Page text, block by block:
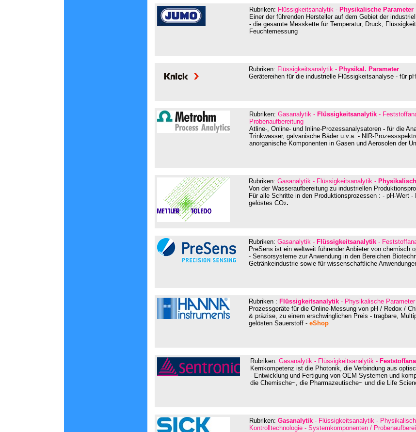
Rubriken: Flüssigkeitsanalytik - Physikalische Parameter
Einer der führenden Hersteller auf dem Gebiet der
- die gesamte Messkette für Temperatur, Druck,
Feuchtemessung
Rubriken: Flüssigkeitsanalytik - Physikal. Parameter
Gerätereihen für die industrielle Flüssigkeitsanalyse - für
Rubriken: Gasanalytik - Flüssigkeitsanalytik -
Probenaufbereitung
Atline-, Online- und Inline-Prozessanalysatoren - für die
Trinkwasser, galvanische Bäder u.v.a. - NIR-
anorganische Komponenten in Gasen und Aerosolen der
Rubriken: Gasanalytik - Flüssigkeitsanalytik -
Von der Wasseraufbereitung zu industriellen
Für alle Schritte in den Produktionsprozessen : - pH-Wert
gelöstes CO2.
Rubriken: Gasanalytik - Flüssigkeitsanalytik -
PreSens ist ein weltweit führender Anbieter von chemisch
- Sensorsysteme zur Anwendung in den Bereichen
Getränkeindustrie sowie für wissenschaftliche
Rubriken : Flüssigkeitsanalytik - Physikalische Parameter
Prozessgeräte für die Online-Messung von pH / Redox /
& präzise, zu einem erschwinglichen Preis - tragbare,
gelösten Sauerstoff - eShop
Rubriken: Gasanalytik - Flüssigkeitsanalytik -
Kernkompetenz ist die Photonik, die Verbindung aus
- Entwicklung und Fertigung von OEM-Systemen und
die Chemische~, die Pharmazeutische~ und die Life
Rubriken: Gasanalytik - Flüssigkeitsanalytik -
Kontrolltechnologie - Systemkomponenten /